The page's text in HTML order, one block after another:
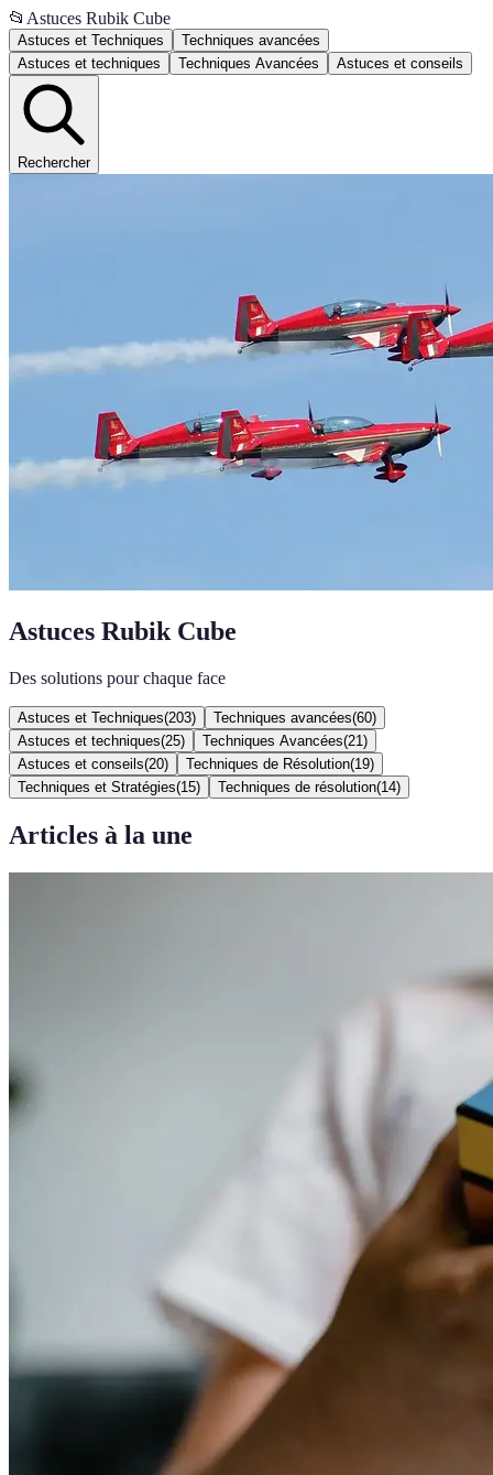
📂 Astuces Rubik Cube
Astuces et Techniques
Techniques avancées
Astuces et techniques
Techniques Avancées Astuces et conseils
Rechercher
Astuces Rubik Cube
Des solutions pour chaque face
Astuces et Techniques(203) Techniques avancées(60)
Astuces et techniques(25) Techniques Avancées(21 )
Astuces et conseils(20) Techniques de Résolution(19)
Techniques et Stratégies(15) Techniques de résolution(14)
Articles à la une